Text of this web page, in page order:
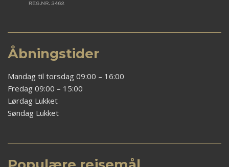
Åbningstider
Mandag til torsdag 09:00 – 16:00
Fredag 09:00 – 15:00
Lørdag Lukket
Søndag Lukket